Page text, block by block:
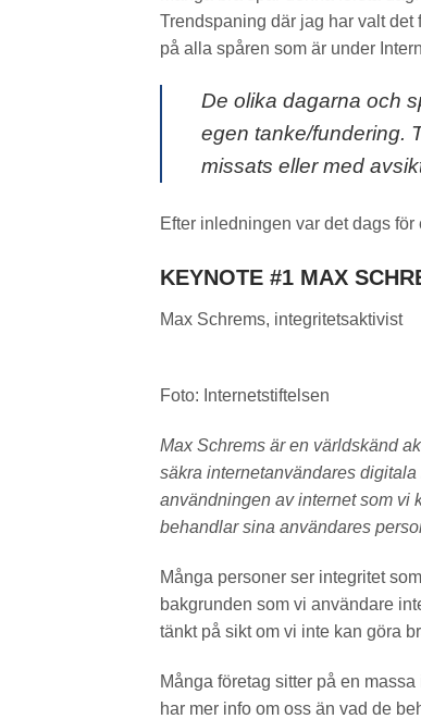
Trendspaning där jag har valt det
på alla spåren som är under
De olika dagarna och
egen tanke/fundering.
missats eller med
Efter inledningen var det dags
KEYNOTE #1 MAX
Max Schrems, integritetsaktivist
Foto: Internetstiftelsen
Max Schrems är en världskänd
säkra internetanvändares
användningen av internet som vi
behandlar sina användares
Många personer ser integritet
bakgrunden som vi användare
tänkt på sikt om vi inte kan göra
Många företag sitter på en
har mer info om oss än vad de